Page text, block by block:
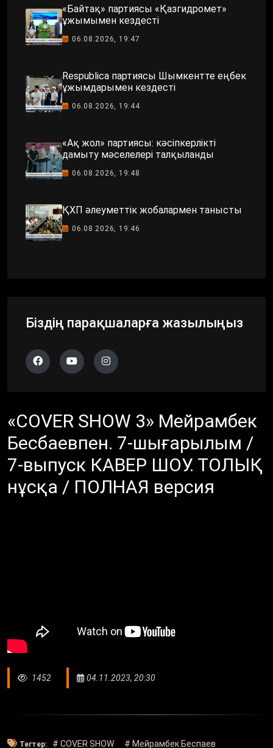
«Байтақ» партиясы «Қазгидромет»
ұжымымен кездесті
06.08.2026, 19:47
Respublica партиясы Шымкентте еңбек
ұжымдарымен кездесті
06.08.2026, 19:44
«Ақ жол» партиясы: кәсіпкерлікті
дамыту мәселелері талқыланды
06.08.2026, 19:48
ҚХП әлеуметтік жобалармен танысты
06.08.2026, 19:46
Біздің парақшаларға жазылыңыз
«COVER SHOW 3» Мейрамбек
Бесбаевпен. 7-шығарылым /
7-выпуск КАВЕР ШОУ. ТОЛЫҚ
нұсқа / ПОЛНАЯ версия
1452 04.11.2023, 20:30
Тегтер: # COVER SHOW
# Мейрамбек Беспаев